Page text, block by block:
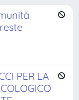
PER LA